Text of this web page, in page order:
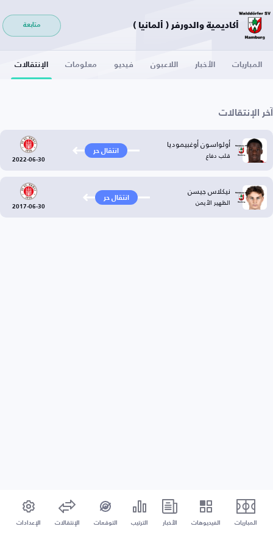
أكاديمية والدورفر ( ألمانيا ) متابعة
المباريات الأخبار اللاعبون فيديو معلومات الإنتقالات
آخر الإنتقالات
أولواسون أوغبيموديا
قلب دفاع انتقال حر
2022-06-30
نيكلاس جيسن
الظهير الأيمن انتقال حر
2017-06-30
المباريات الفيديوهات الأخبار الترتيب التوقعات الإنتقالات الإعدادات